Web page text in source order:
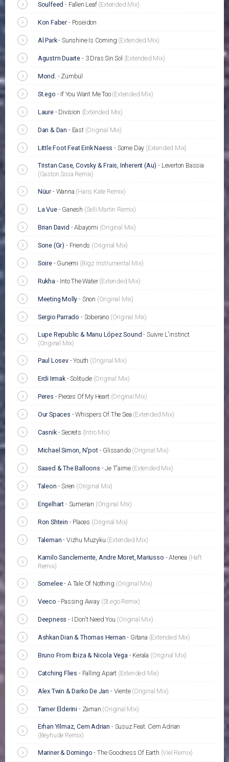
Soulfeed - Fallen Leaf (Extended Mix)
Kon Faber - Poseidon
Al Park- Sunshine Is Coming (Extended Mix)
Agustгn Duarte - 3 Dгas Sin Sol (Extended Mix)
Mond.- Zümbül
St.ego - If You Want Me Too (Extended Mix)
Laure- Division (Extended Mix)
Dan & Dan - East (Original Mix)
Little Foot Feat Eirik Naess - Some Day (Extended Mix)
Tristan Case, Covsky & Frais, Inherent (Au) - Leverton Bassia
(Gaston Sosa Remix)
Nüur - Wanna (Haris Kate Remix)
La Vue- Ganesh (Selli Martin Remix)
Brian David -Abayomi (Original Mix)
Sone (Gr) - Friends (Original Mix)
Soire- Gunemi (Bigz Instrumental Mix)
Rukha - Into The Water(Extended Mix)
Meeting Molly - Snon (Original Mix)
Sergio Parrado - Soberano (Original Mix)
Lupe Republic & Manu López Sound - Suivre L'instinct
(Original Mix)
Paul Losev-Youth (Original Mix)
Erdi Irmak-Solitude (Original Mix)
Peres - Pieces Of My Heart (Original Mix)
Our Spaces -Whispers Of The Sea (Extended Mix)
Casnik-Secrets (Intro Mix)
Michael Simon, N'pot- Glissando (Original Mix)
Saaed & The Balloons -Je T'aime (Extended Mix)
Taleon -Siren (Original Mix)
Engelhart - Sumerian (Original Mix)
Ron Shtein - Places (Original Mix)
Taleman - Vizhu Muzyku (Extended Mix)
Kamilo Sanclemente, Andre Moret, Mariusso -Atenea (Haft
Remix)
Somelee- A Tale Of Nothing (Original Mix)
Veeco - Passing Away (St.ego Remix)
Deepness - I Don't Need You (Original Mix)
Ashkan Dian & Thomas Hernan - Gitana (Extended Mix)
Bruno From Ibiza & Nicola Vega - Kerala (Original Mix)
Catching Flies - Falling Apart (Extended Mix)
Alex Twin & Darko De Jan - Viente (Original Mix)
Tamer Elderini - Zaman (Original Mix)
Erhan Yilmaz, Cem Adrian - Susuz Feat. Cem Adrian
(Beyhude Remix)
Mariner & Domingo - The Goodness Of Earth (Viel Remix)